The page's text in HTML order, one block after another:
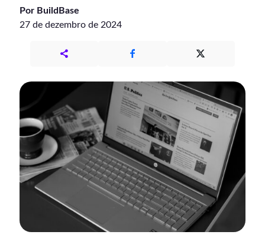
Por BuildBase
27 de dezembro de 2024